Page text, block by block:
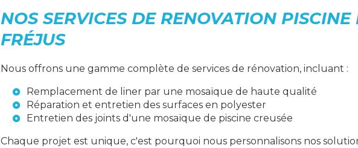
NOS SERVICES DE RENOVATION PISCINE
FRÉJUS
Nous offrons une gamme complète de services de rénovation, incluant :
Remplacement de liner par une mosaïque de haute qualité
Réparation et entretien des surfaces en polyester
Entretien des joints d'une mosaïque de piscine creusée
Chaque projet est unique, c'est pourquoi nous personnalisons nos